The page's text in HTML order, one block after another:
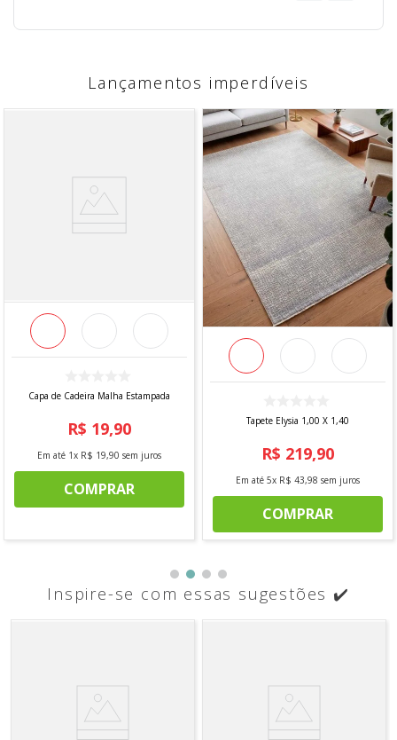
Lançamentos imperdíveis
Capa de Cadeira Malha Estampada
R$ 19,90
Em até 1x R$ 19,90 sem juros
COMPRAR
Tapete Elysia 1,00 X 1,40
R$ 219,90
Em até 5x R$ 43,98 sem juros
COMPRAR
Inspire-se com essas sugestões ✔️